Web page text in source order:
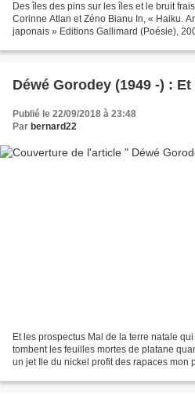
Des îles des pins sur les îles et le bruit
Corinne Atlan et Zéno Bianu In, « Haiku.
japonais » Editions Gallimard (Poésie),
Déwé Gorodey (1949 -) :
Publié le 22/09/2018 à 23:48
Par bernard22
Et les prospectus Mal de la terre natale
tombent les feuilles mortes de platane
un jet Ile du nickel profit des rapaces mon